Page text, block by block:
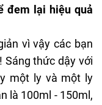
đem lại hiệu quả
vì vậy các bạn
Sáng thức dậy với
một ly và một ly
là 100ml - 150ml,